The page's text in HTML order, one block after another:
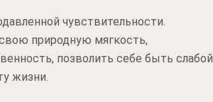
чувствительности.
природную мягкость,
позволить себе быть слабой
жизни.